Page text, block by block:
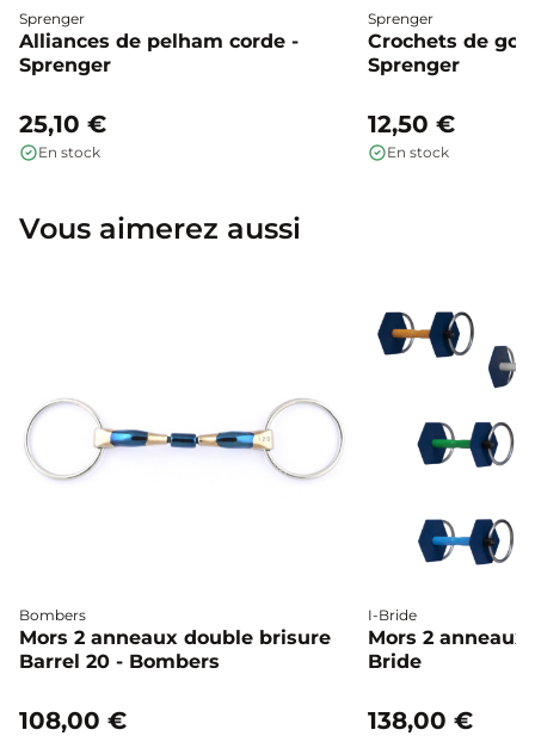
Sprenger
Alliances de pelham corde -
Sprenger
25,10 €
En stock
Sprenger
Crochets de
Sprenger
12,50 €
En stock
Vous aimerez aussi
Bombers
Mors 2 anneaux double brisure
Barrel 20 - Bombers
108,00 €
I-Bride
Mors 2
Bride
138,00 €